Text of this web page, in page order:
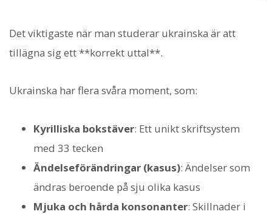
Det viktigaste när man studerar ukrainska är att
tillägna sig ett **korrekt uttal**.
Ukrainska har flera svåra moment, som:
Kyrilliska bokstäver: Ett unikt skriftsystem
med 33 tecken
Ändelseförändringar (kasus): Ändelser som
ändras beroende på sju olika kasus
Mjuka och hårda konsonanter: Skillnader i